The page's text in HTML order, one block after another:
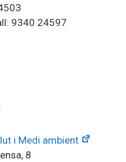
9340 24597
i Medi ambient
8